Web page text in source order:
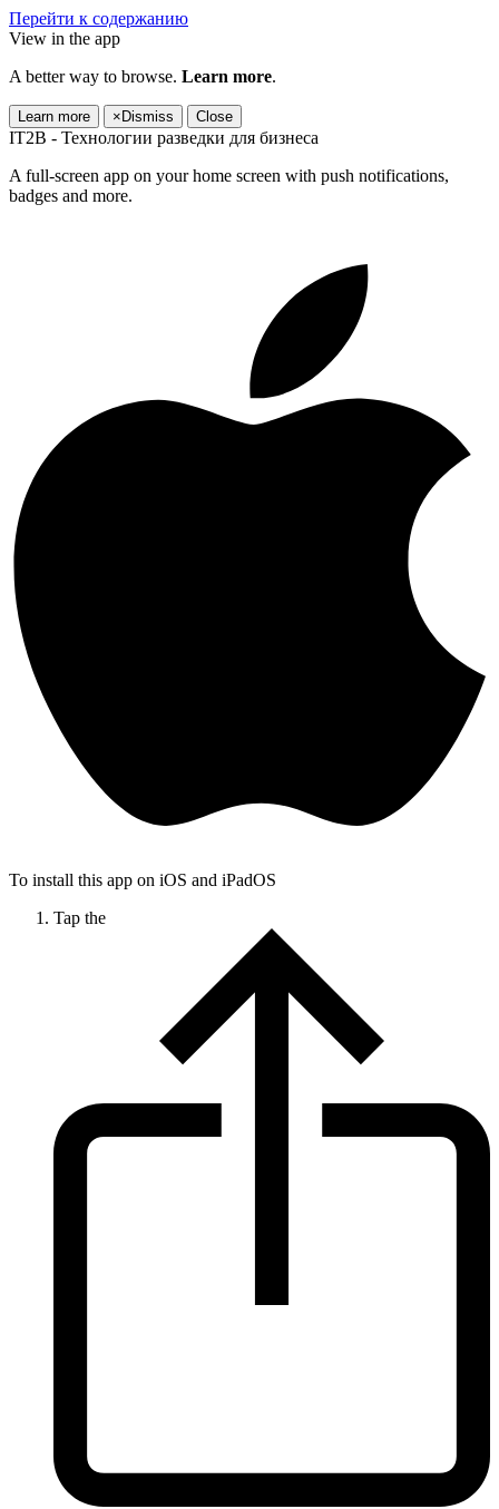
Перейти к содержанию
View in the app
A better way to browse. Learn more.
Learn more × Dismiss Close
IT2B - Технологии разведки для бизнеса
A full-screen app on your home screen with push notifications,
badges and more.
To install this app on iOS and iPadOS
Tap the